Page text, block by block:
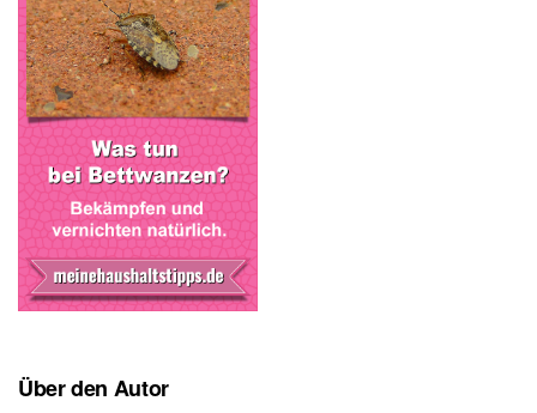
Über den Autor